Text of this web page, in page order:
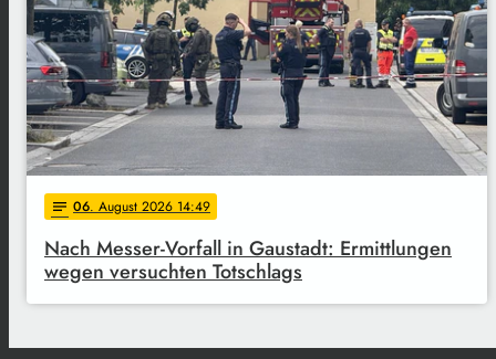
notes 06. August 2026 14:49
Nach Messer-Vorfall in Gaustadt: Ermittlungen
wegen versuchten Totschlags